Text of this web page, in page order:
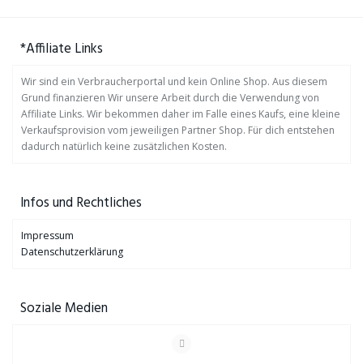
*Affiliate Links
Wir sind ein Verbraucherportal und kein Online Shop. Aus diesem
Grund finanzieren Wir unsere Arbeit durch die Verwendung von
Affiliate Links. Wir bekommen daher im Falle eines Kaufs, eine kleine
Verkaufsprovision vom jeweiligen Partner Shop. Für dich entstehen
dadurch natürlich keine zusätzlichen Kosten.
Infos und Rechtliches
Impressum
Datenschutzerklärung
Soziale Medien